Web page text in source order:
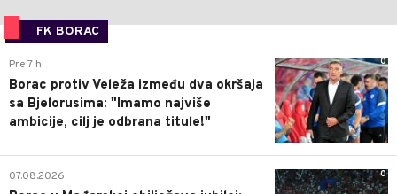
FK BORAC
0
Pre 7 h
Borac protiv Veleža između dva okršaja
sa Bjelorusima: "Imamo najviše
ambicije, cilj je odbrana titule!"
0
07.08.2026.